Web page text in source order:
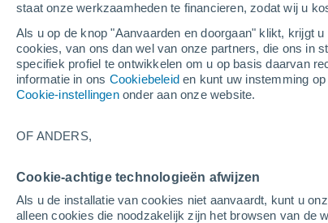
staat onze werkzaamheden te financieren, zodat wij u
Als u op de knop "Aanvaarden en doorgaan" klikt, krijgt
cookies, van ons dan wel van onze partners, die ons in
specifiek profiel te ontwikkelen om u op basis daarvan
informatie in ons Cookiebeleid en kunt uw instemming
Cookie-instellingenonder aan onze website.
OF ANDERS,
Cookie-achtige technologieën afwijzen
Als u de installatie van cookies niet aanvaardt, kunt u
alleen cookies die noodzakelijk zijn het browsen van de
Weer Zelenoe
12:52 Zondag
38°
Gevoelstemperatuur 35°
5-9